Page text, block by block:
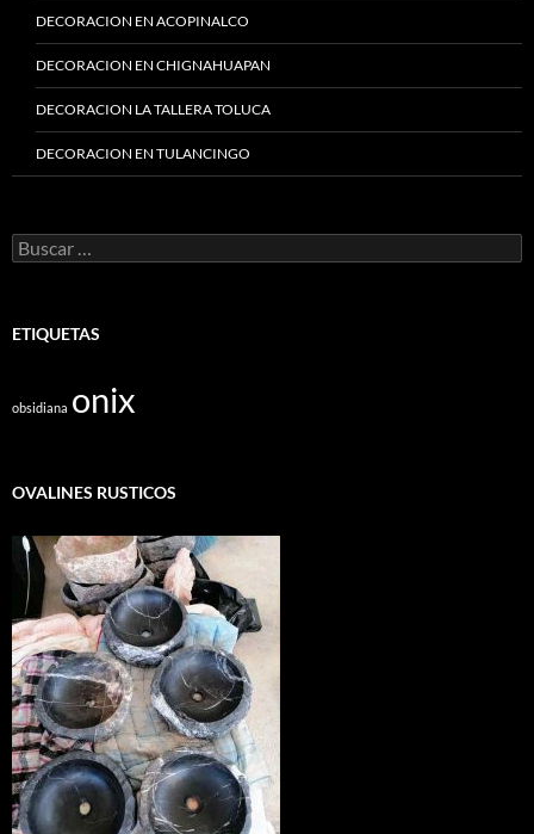
DECORACION EN ACOPINALCO
DECORACION EN CHIGNAHUAPAN
DECORACION LA TALLERA TOLUCA
DECORACION EN TULANCINGO
Buscar:
ETIQUETAS
obsidiana onix
OVALINES RUSTICOS